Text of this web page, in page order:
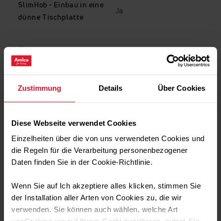
Zustimmung Details Über Cookies
Diese Webseite verwendet Cookies
Einzelheiten über die von uns verwendeten Cookies und
die Regeln für die Verarbeitung personenbezogener
Daten finden Sie in der Cookie-Richtlinie.
Wenn Sie auf Ich akzeptiere alles klicken, stimmen Sie
der Installation aller Arten von Cookies zu, die wir
verwenden. Sie können auch wählen, welche Art
Die Funktion informiert Sie darüber, ob die Zone heiß ist,
nachdem Sie den Topf vom Kochfeld genommen haben.
über 50°C eine rote Anzeige oder bei Temperaturen
Anzeigefeld und bei Temperaturen wischen 45°C
und 60°C erscheint der Buchstabe"h".
SlimHob - Einbau in eine
dünne Tischplatte
Ja
Technische Daten
Transport Daten